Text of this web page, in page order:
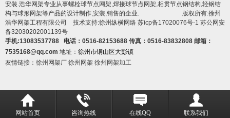
安装.浩华网架专业从事螺栓球节点网架,焊接球节点网架,相贯节点钢结构,轻钢结
构与球形网架等产品的设计制作,安装,销售的企业. 版权所有:徐州
浩华网架工程有限公司 技术支持:徐州纵横网络 苏icp备17020076号-1 苏公网安
备32030202001139号
手机:13083537788 电话：0516-82153688 传真：0516-83832808 邮箱：
7535168@qq.com 地址： 徐州市铜山区大彭镇
友情链接： 徐州网架厂 徐州网架 徐州网架加工
网站首页 咨询热线 在线QQ 联系我们